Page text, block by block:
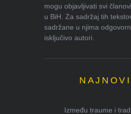
mogu objavljivati svi
u BiH. Za sadržaj tih
sadržane u njima
isključivo autori.
Između traume i